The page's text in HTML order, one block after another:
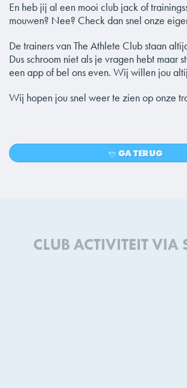
En heb jij al een mooi club jack of
mouwen? Nee? Check dan snel onze
De trainers van The Athlete Club staan
Dus schroom niet als je vragen hebt maar
een app of bel ons even. Wij willen jou
Wij hopen jou snel weer te zien op onze
GA TERUG
CLUB ACTIVITEIT VIA